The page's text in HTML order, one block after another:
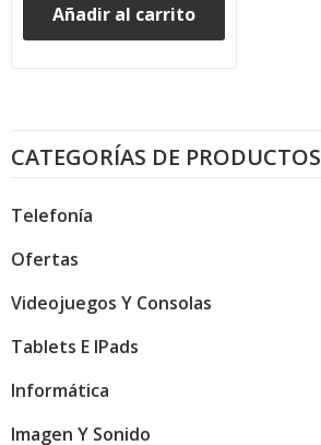
CATEGORÍAS DE PRODUCTOS
Telefonía
Ofertas
Videojuegos Y Consolas
Tablets E IPads
Informática
Imagen Y Sonido
Añadir al carrito